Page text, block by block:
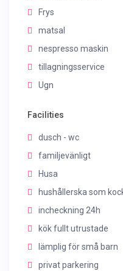
Frys
matsal
nespresso maskin
tillagningsservice
Ugn
Facilities
dusch - wc
familjevänligt
Husa
hushållerska som
incheckning 24h
kök fullt utrustade
lämplig för små barn
privat parkering